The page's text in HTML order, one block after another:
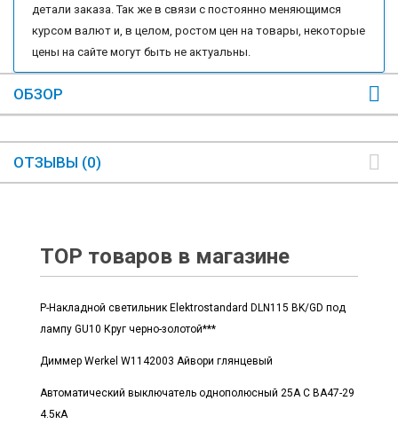
детали заказа. Так же в связи с постоянно меняющимся
курсом валют и, в целом, ростом цен на товары, некоторые
цены на сайте могут быть не актуальны.
ОБЗОР
ОТЗЫВЫ (0)
TOP товаров в магазине
Р-Накладной светильник Elektrostandard DLN115 BK/GD под
лампу GU10 Круг черно-золотой***
Диммер Werkel W1142003 Айвори глянцевый
Автоматический выключатель однополюсный 25А С ВА47-29
4.5кА